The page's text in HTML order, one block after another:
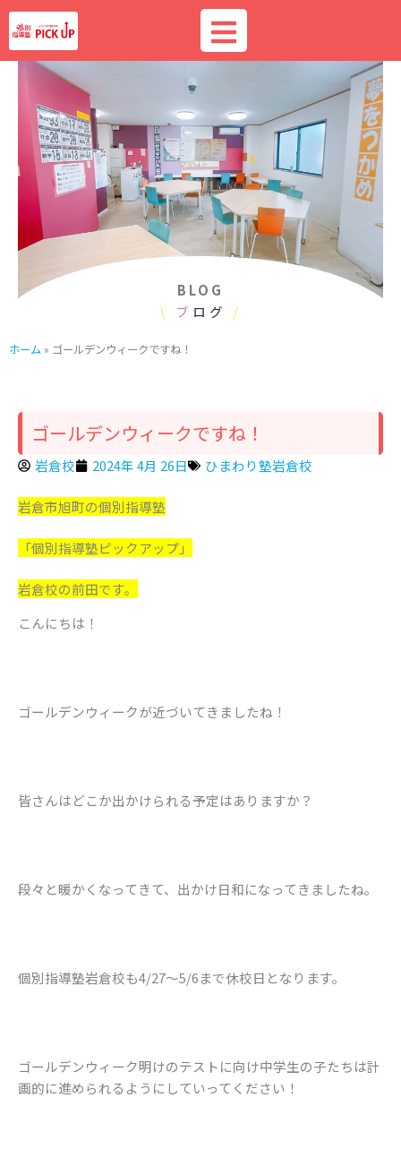
内
容
を
BLOG
\
ブ ログ /
ホーム » ゴールデンウィークですね！
ゴールデンウィークですね！
岩倉校 2024年 4月 26日 ひまわり塾岩倉校
岩倉市旭町の個別指導塾
「個別指導塾ピックアップ」
岩倉校の前田です。
こんにちは！
ゴールデンウィークが近づいてきましたね！
皆さんはどこか出かけられる予定はありますか？
段々と暖かくなってきて、出かけ日和になってきましたね。
個別指導塾岩倉校も4/27〜5/6まで休校日となります。
ゴールデンウィーク明けのテストに向け中学生の子たちは計
画的に進められるようにしていってください！